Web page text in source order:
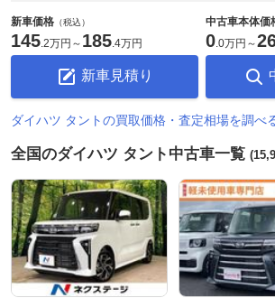
新車価格 （税込）
145.2万円 ～ 185.4万円
新車見積り
中古車本体価
0.0万円 ～
ダイハツ タントの買取価格・査定相場を調べ
全国のダイハツ タント中古車一覧